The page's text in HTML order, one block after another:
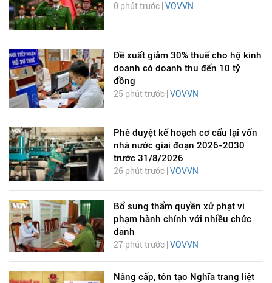
0 phút trước | VOVVN
Đề xuất giảm 30% thuế cho hộ kinh
doanh có doanh thu đến 10 tỷ
đồng
25 phút trước | VOVVN
Phê duyệt kế hoạch cơ cấu lại vốn
nhà nước giai đoạn 2026-2030
trước 31/8/2026
26 phút trước | VOVVN
Bổ sung thẩm quyền xử phạt vi
phạm hành chính với nhiều chức
danh
27 phút trước | VOVVN
Nâng cấp, tôn tạo Nghĩa trang liệt